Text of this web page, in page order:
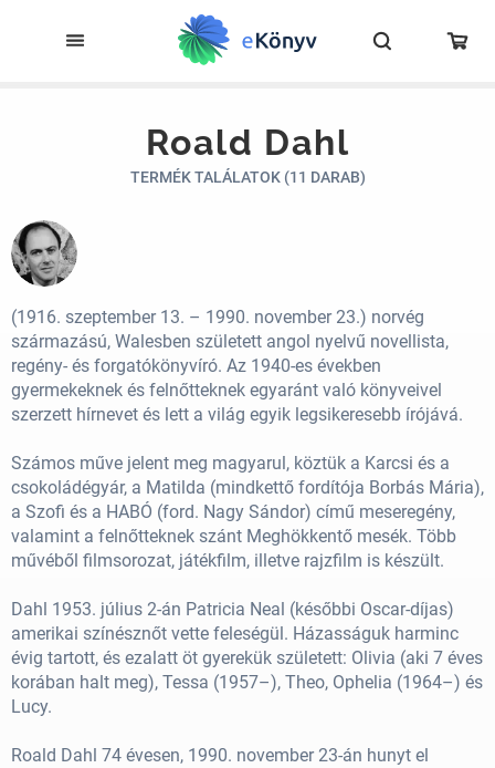
Roald Dahl
TERMÉK TALÁLATOK (11 DARAB)
(1916. szeptember 13. – 1990. november 23.) norvég
származású, Walesben született angol nyelvű novellista,
regény- és forgatókönyvíró. Az 1940-es években
gyermekeknek és felnőtteknek egyaránt való könyveivel
szerzett hírnevet és lett a világ egyik legsikeresebb írójává.
Számos műve jelent meg magyarul, köztük a Karcsi és a
csokoládégyár, a Matilda (mindkettő fordítója Borbás Mária),
a Szofi és a HABÓ (ford. Nagy Sándor) című meseregény,
valamint a felnőtteknek szánt Meghökkentő mesék. Több
művéből filmsorozat, játékfilm, illetve rajzfilm is készült.
Dahl 1953. július 2-án Patricia Neal (későbbi Oscar-díjas)
amerikai színésznőt vette feleségül. Házasságuk harminc
évig tartott, és ezalatt öt gyerekük született: Olivia (aki 7 éves
korában halt meg), Tessa (1957–), Theo, Ophelia (1964–) és
Lucy.
Roald Dahl 74 évesen, 1990. november 23-án hunyt el